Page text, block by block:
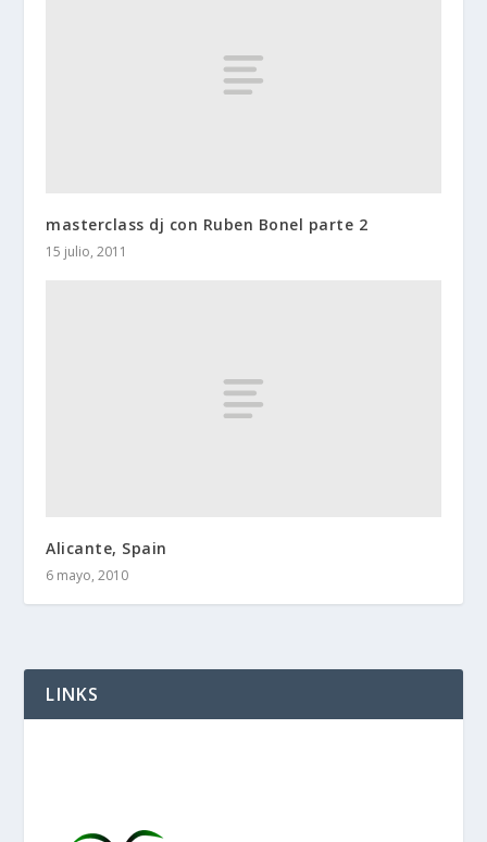
masterclass dj con Ruben Bonel parte 2
15 julio, 2011
Alicante, Spain
6 mayo, 2010
LINKS